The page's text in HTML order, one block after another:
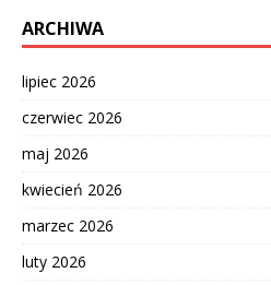
ARCHIWA
lipiec 2026
czerwiec 2026
maj 2026
kwiecień 2026
marzec 2026
luty 2026